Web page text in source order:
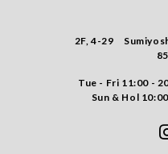
2F, 4-29
Tue - Fri 11:00 -
Sun & Hol